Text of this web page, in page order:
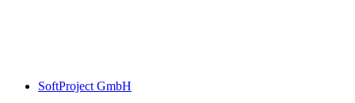
SoftProject GmbH